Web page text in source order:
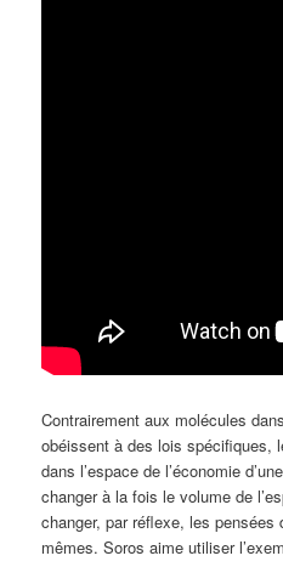
Contrairement aux molécules
obéissent à des lois spécifiques,
dans l’espace de l’économie
changer à la fois le volume de
changer, par réflexe, les
mêmes. Soros aime utiliser